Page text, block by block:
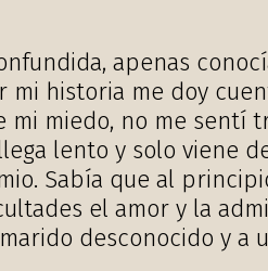
apenas
mi historia me doy
mi miedo, no me
lento y solo viene
Sabía que al
el amor y la
desconocido y